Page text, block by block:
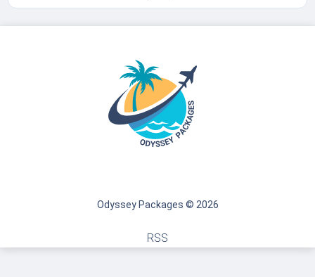
Odyssey Packages © 2026
RSS